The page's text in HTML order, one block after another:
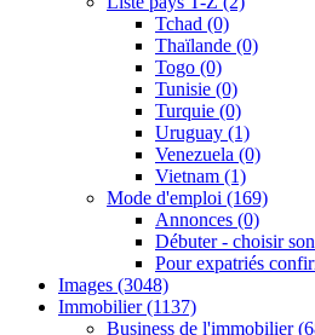
Tchad (0)
Thaïlande (0)
Togo (0)
Tunisie (0)
Turquie (0)
Uruguay (1)
Venezuela (0)
Vietnam (1)
Mode d'emploi (169)
Annonces (0)
Débuter - choisir
Pour expatriés
Images (3048)
Immobilier(1137)
Business de l'immobilier